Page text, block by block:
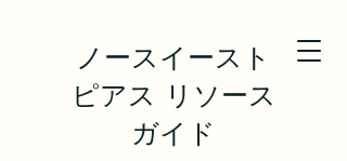
ノースイースト
ピアス リソース
ガイド